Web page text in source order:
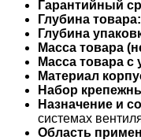
Гарантийный
Глубина товара:
Глубина
Масса товара
Масса товара с
Материал
Набор
Назначение и
системах
Область